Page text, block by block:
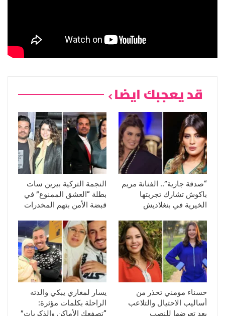
قد يعجبك ايضا
“صدقة جارية”.. الفنانة مريم
باكوش تشارك تجربتها
الخيرية في بنغلاديش
النجمة التركية بيرين سات
بطلة “العشق الممنوع” في
قبضة الأمن بتهم المخدرات
حسناء مومني تحذر من
أساليب الاحتيال والتلاعب
بعد تعرضها للنصب
يسار لمغاري يبكي والدته
الراحلة بكلمات مؤثرة:
“تصفعك الأماكن والذكريات”